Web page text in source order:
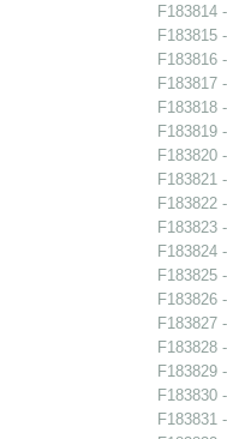
F183814
F183815
F183816
F183817
F183818
F183819
F183820
F183821
F183822
F183823
F183824
F183825
F183826
F183827
F183828
F183829
F183830
F183831